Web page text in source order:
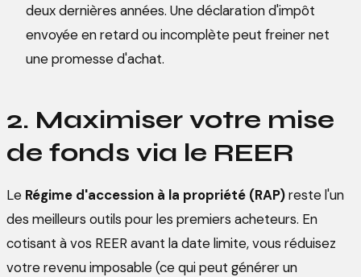
deux dernières années. Une déclaration d'impôt
envoyée en retard ou incomplète peut freiner net
une promesse d'achat.
2. Maximiser votre mise
de fonds via le REER
Le Régime d'accession à la propriété (RAP)reste l'un
des meilleurs outils pour les premiers acheteurs. En
cotisant à vos REER avant la date limite, vous réduisez
votre revenu imposable (ce qui peut générer un